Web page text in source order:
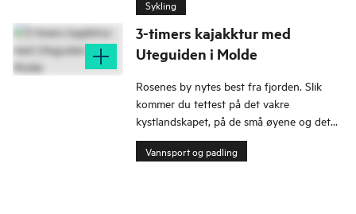
fjordbyen på en deilig måte.
Sykling
3-timers kajakktur med
Uteguiden i Molde
Rosenes by nytes best fra fjorden. Slik
kommer du tettest på det vakre
kystlandskapet, på de små øyene og det
rike dyrelivet.
Vannsport og padling